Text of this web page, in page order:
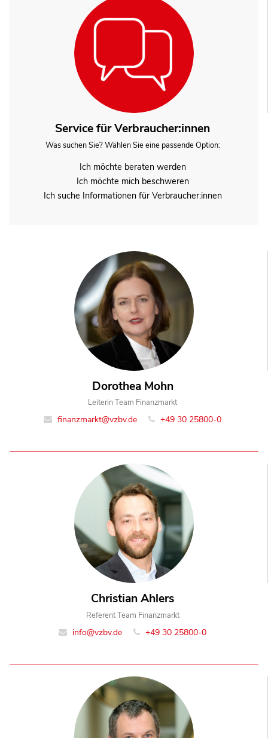
Service für Verbraucher:innen
Was suchen Sie? Wählen Sie eine passende Option:
Ich möchte beraten werden
Ich möchte mich beschweren
Ich suche Informationen für Verbraucher:innen
Dorothea Mohn
Leiterin Team Finanzmarkt
finanzmarkt@vzbv.de +49 30 25800-0
Christian Ahlers
Referent Team Finanzmarkt
info@vzbv.de +49 30 25800-0